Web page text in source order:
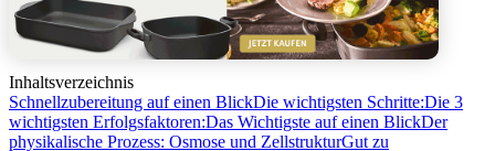
Inhaltsverzeichnis
Schnellzubereitung auf einen BlickDie wichtigsten Schritte:Die 3
wichtigsten Erfolgsfaktoren:Das Wichtigste auf einen BlickDer
physikalische Prozess: Osmose und ZellstrukturGut zu